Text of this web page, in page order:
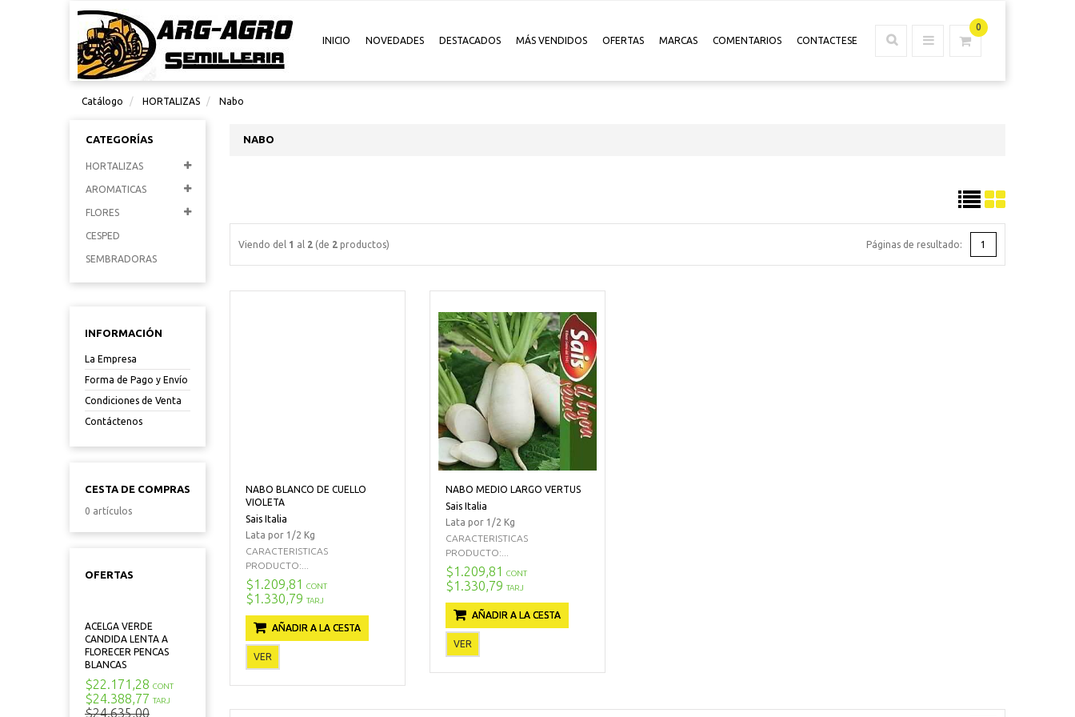
INICIO NOVEDADES DESTACADOS MÁS VENDIDOS OFERTAS MARCAS COMENTARIOS CONTACTESE
0
Catálogo HORTALIZAS Nabo
CATEGORÍAS
HORTALIZAS
AROMATICAS
FLORES
CESPED
SEMBRADORAS
INFORMACIÓN
La Empresa
Forma de Pago y Envío
Condiciones de Venta
Contáctenos
CESTA DE COMPRAS
0 artículos
OFERTAS
ACELGA VERDE
CANDIDA LENTA A
FLORECER PENCAS
BLANCAS
$22.171,28 CONT
$24.388,77 TARJ
$24.635,00
NABO
Viendo del 1 al 2 (de 2 productos) 1
Páginas de resultado:
NABO BLANCO DE CUELLO
VIOLETA
Sais Italia
Lata por 1/2 Kg
CARACTERISTICAS
PRODUCTO:...
$1.209,81 CONT
$1.330,79 TARJ
AÑADIR A LA CESTA
VER
NABO MEDIO LARGO VERTUS
Sais Italia
Lata por 1/2 Kg
CARACTERISTICAS
PRODUCTO:...
$1.209,81 CONT
$1.330,79 TARJ
AÑADIR A LA CESTA
VER